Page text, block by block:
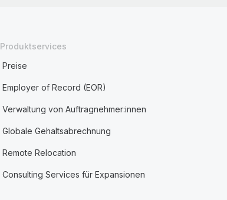
Produktservices
Preise
Employer of Record (EOR)
Verwaltung von Auftragnehmer:innen
Globale Gehaltsabrechnung
Remote Relocation
Consulting Services für Expansionen